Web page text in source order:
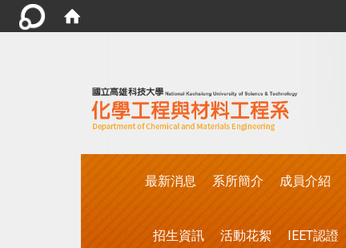
最新消息 系所簡介 成員介紹
招生資訊 活動花絮 IEET認證